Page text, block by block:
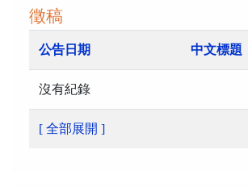
徵稿
公告日期 中文標題
沒有紀錄
[ 全部展開 ]